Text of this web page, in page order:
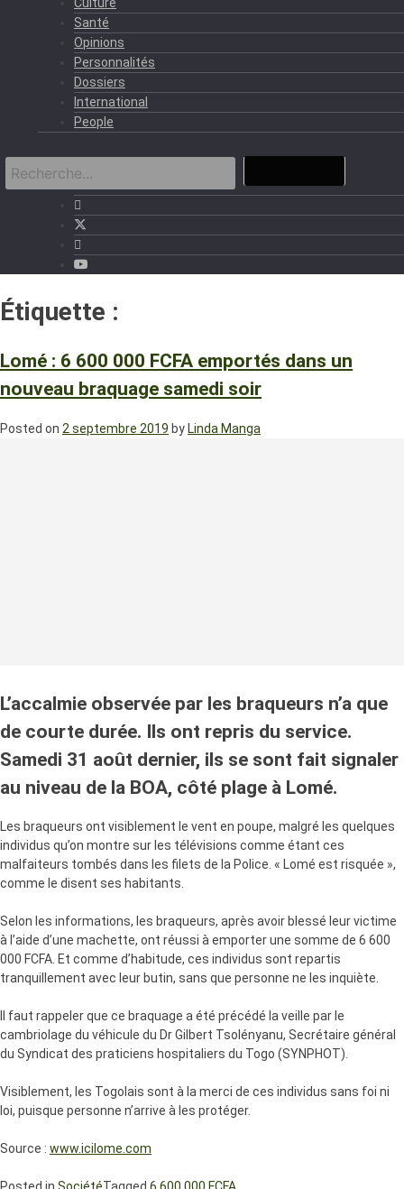
Santé
Opinions
Personnalités
Dossiers
International
People
Étiquette :
Lomé : 6 600 000 FCFA emportés dans un
nouveau braquage samedi soir
Posted on 2 septembre 2019 by Linda Manga
L’accalmie observée par les braqueurs n’a que
de courte durée. Ils ont repris du service.
Samedi 31 août dernier, ils se sont fait signaler
au niveau de la BOA, côté plage à Lomé.
Les braqueurs ont visiblement le vent en poupe, malgré les quelques
individus qu’on montre sur les télévisions comme étant ces
malfaiteurs tombés dans les filets de la Police. « Lomé est risquée »,
comme le disent ses habitants.
Selon les informations, les braqueurs, après avoir blessé leur victime
à l’aide d’une machette, ont réussi à emporter une somme de 6 600
000 FCFA. Et comme d’habitude, ces individus sont repartis
tranquillement avec leur butin, sans que personne ne les inquiète.
Il faut rappeler que ce braquage a été précédé la veille par le
cambriolage du véhicule du Dr Gilbert Tsolényanu, Secrétaire général
du Syndicat des praticiens hospitaliers du Togo (SYNPHOT).
Visiblement, les Togolais sont à la merci de ces individus sans foi ni
loi, puisque personne n’arrive à les protéger.
Source : www.icilome.com